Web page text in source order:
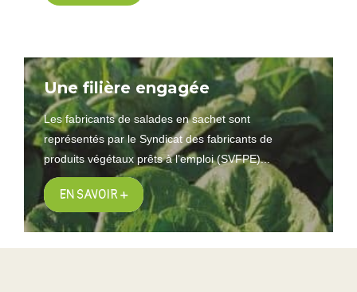
Une filière engagée
Les fabricants de salades en sachet sont
représentés par le Syndicat des fabricants de
produits végétaux prêts à l’emploi (SVFPE)...
EN SAVOIR +